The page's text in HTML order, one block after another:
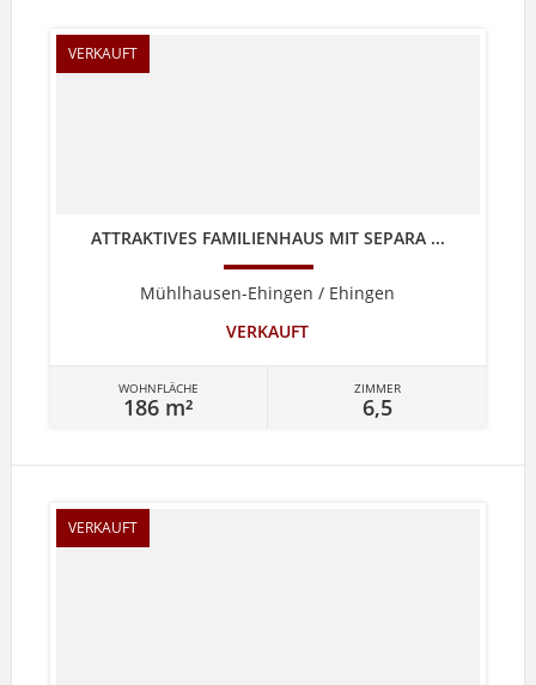
VERKAUFT
ATTRAKTIVES FAMILIENHAUS MIT SEPARA ...
Mühlhausen-Ehingen / Ehingen
VERKAUFT
WOHNFLÄCHE
186 m²
ZIMMER
6,5
VERKAUFT